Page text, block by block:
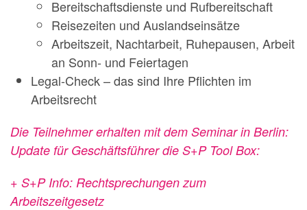
Bereitschaftsdienste und Rufbereitschaft
Reisezeiten und Auslandseinsätze
Arbeitszeit, Nachtarbeit, Ruhepausen, Arbeit
an Sonn- und Feiertagen
Legal-Check – das sind Ihre Pflichten im
Arbeitsrecht
Die Teilnehmer erhalten mit dem Seminar in Berlin:
Update für Geschäftsführer die S+P Tool Box:
+ S+P Info: Rechtsprechungen zum
Arbeitszeitgesetz